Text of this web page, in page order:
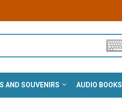
AND SOUVENIRS AUDIO BOOKS